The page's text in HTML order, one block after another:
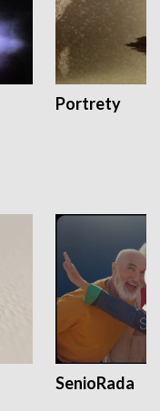
Portrety
SenioRada